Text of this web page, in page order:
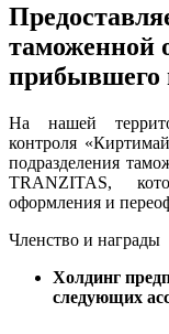
таможенной
прибывшего
На нашей
контроля
подразделения
TRANZITAS,
оформления и
Членство и награды
Холдинг
следующих